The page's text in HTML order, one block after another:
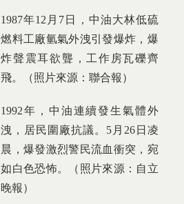
1987年12 月 7 日
，中油大林低硫
燃料工廠氫氣外洩引發爆炸，爆
炸聲震耳欲聾，工作房瓦礫齊
飛。（照片來源：聯合報）
1992年，中油連續發生氣體外
洩，居民圍廠抗議。 5月 26日 凌
晨，爆發激烈警民流血衝突，宛
如白色恐怖。（照片來源：自立
晚報）